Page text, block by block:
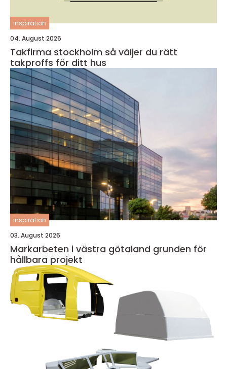
inspiration
04. August 2026
Takfirma stockholm så väljer du rätt
takproffs för ditt hus
inspiration
03. August 2026
Markarbeten i västra götaland grunden för
hållbara projekt